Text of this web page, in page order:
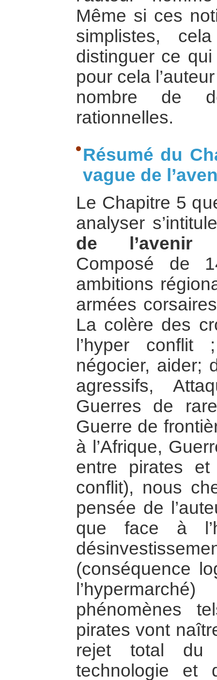
Même si ces
simplistes,
distinguer ce
pour cela
nombre de
rationnelles.
Résumé du
vague de
Le Chapitre 5
analyser
de l’avenir
Composé de
ambitions
armées
La colère des
l’hyper conflit
négocier, aider;
agressifs,
Guerres de
Guerre de
à l’Afrique,
entre pirates et
conflit), nous
pensée de
que face à
(conséquence
phénomènes
pirates vont
rejet total
technologie et